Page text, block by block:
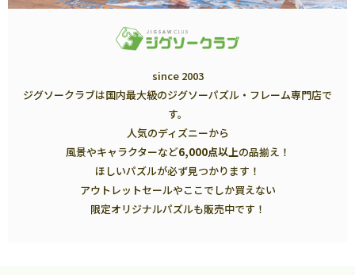
since 2003
ジグソークラブは国内最大級のジグソーパズル・フレーム専門店で
す。
人気のディズニーから
風景やキャラクターなど6,000点以上の品揃え！
ほしいパズルが必ず見つかります！
アウトレットセールやここでしか買えない
限定オリジナルパズルも販売中です！